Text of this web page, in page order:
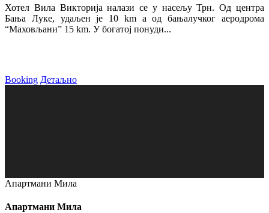
Хотел Вила Викторија налази се у насељу Трн. Од центра
Бања Луке, удаљен је 10 km а од бањалучког аеродрома
“Маховљани” 15 km. У богатој понуди...
Booking Детаљно
Апартмани Мила
Апартмани Мила